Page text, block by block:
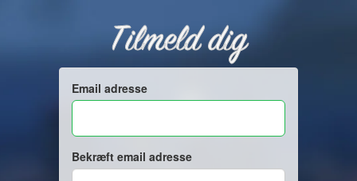
Tilmeld dig
Email adresse
Bekræft email adresse